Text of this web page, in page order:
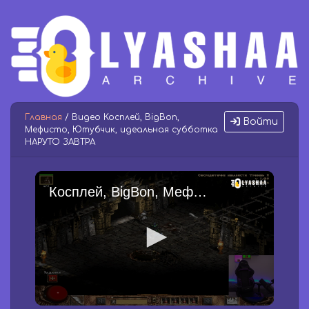
Войти
Главная / Видео Косплей, BigBon,
Мефисто, Ютубчик, идеальная субботка
НАРУТО ЗАВТРА
Косплей, BigBon, Мефисто, Ютубчик, идеальная субботка НАРУТО ЗАВТРА